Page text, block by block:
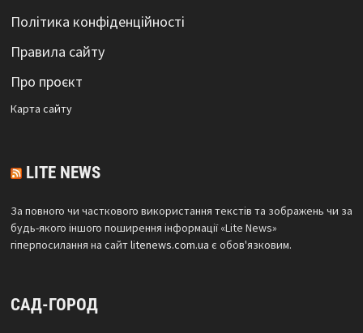
Політика конфіденційності
Правила сайту
Про проєкт
Карта сайтy
LITE NEWS
За повного чи часткового використання текстів та зображень чи за
будь-якого іншого поширення інформації «Lite News»
гіперпосилання на сайтlitenews.com.ua є обов'язковим.
САД-ГОРОД